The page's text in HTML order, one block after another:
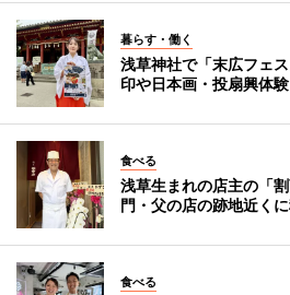
暮らす・働く
浅草神社で「末広フェ
印や日本画・投扇興体験
食べる
浅草生まれの店主の「
門・父の店の跡地近く
食べる